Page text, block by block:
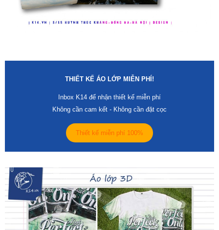
THIẾT KẾ ÁO LỚP MIỄN PHÍ!
Inbox K14 để nhận thiết kế miễn phí
Không cần cam kết - Không cần đặt cọc
Thiết kế miễn phí 100%